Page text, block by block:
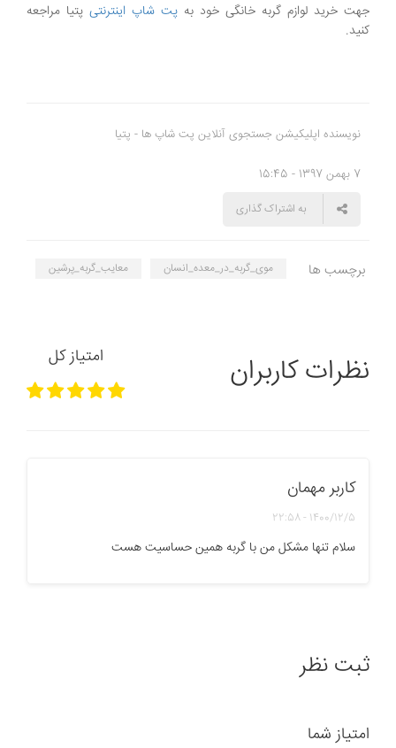
جهت خرید لوازم گربه خانگی خود به پت شاپ اینترنتی پتیا مراجعه
کنید.
نویسنده اپلیکیشن جستجوی آنلاین پت شاپ ها - پتیا
7 بهمن 1397 - 15:45
به اشتراک گذاری
برچسب ها موی_گربه_در_معده_انسان معایب_گربه_پرشین
نظرات کاربران امتیاز کل
کاربر مهمان
1400/12/5 - 22:58
سلام تنها مشکل من با گربه همین حساسیت هست
ثبت نظر
امتیاز شما